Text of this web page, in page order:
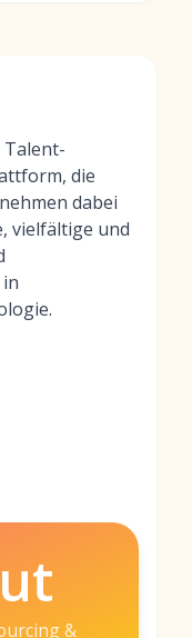
Talent-
die
dabei
vielfältige und
&